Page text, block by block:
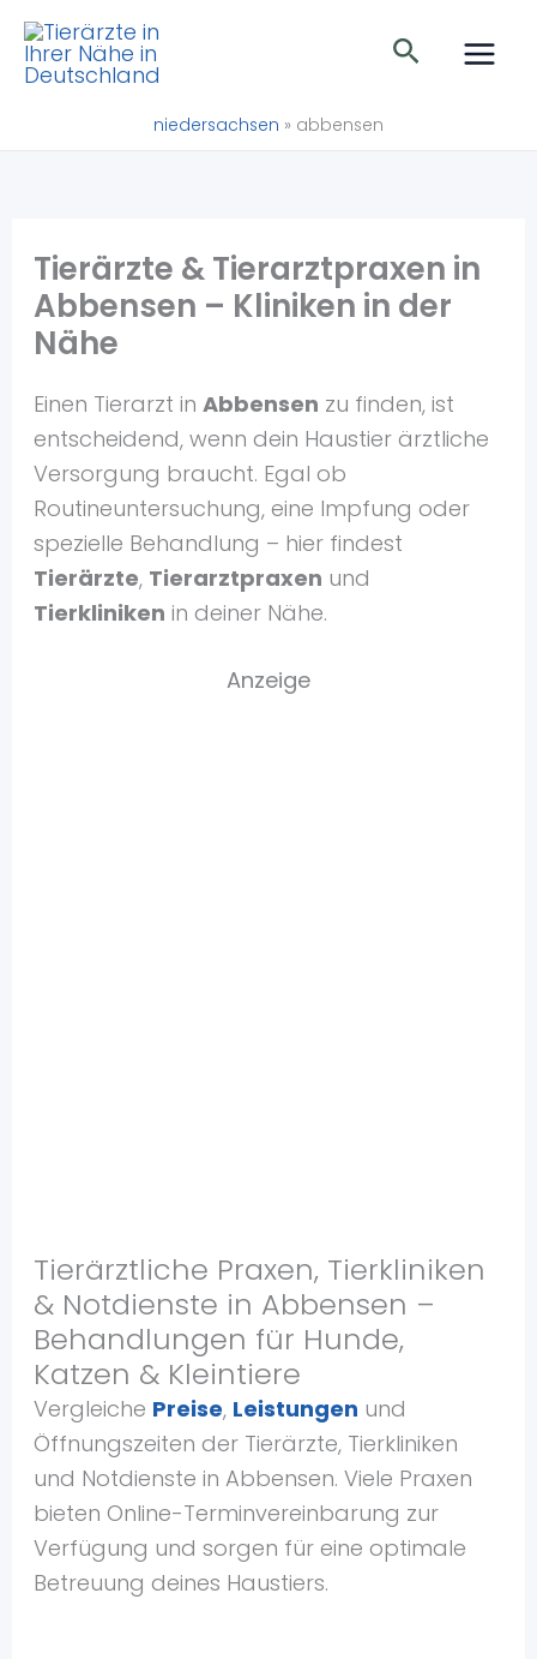
Zum
Inhalt
springen
Suchen
niedersachsen » abbensen
Tierärzte & Tierarztpraxen in
Abbensen – Kliniken in der
Nähe
Einen Tierarzt in Abbensen zu finden, ist
entscheidend, wenn dein Haustier ärztliche
Versorgung braucht. Egal ob
Routineuntersuchung, eine Impfung oder
spezielle Behandlung – hier findest
Tierärzte, Tierarztpraxen und
Tierkliniken in deiner Nähe.
Anzeige
Tierärztliche Praxen, Tierkliniken
& Notdienste in Abbensen –
Behandlungen für Hunde,
Katzen & Kleintiere
Vergleiche Preise, Leistungen und
Öffnungszeiten der Tierärzte, Tierkliniken
und Notdienste in Abbensen. Viele Praxen
bieten Online-Terminvereinbarung zur
Verfügung und sorgen für eine optimale
Betreuung deines Haustiers.